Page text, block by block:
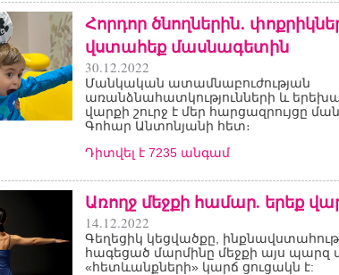
Հորդոր ծնողներին․
վստահեք մասնագետին
30.12.2022
Մանկական ատամնաբուժության
առանձնահատկությունների և
վարքի շուրջ է մեր հարցազրույցը
Գոհար Անտոնյանի հետ։
Դիտվել է 7235 անգամ
Առողջ մեջքի համար. երեք
14.12.2022
Գեղեցիկ կեցվածքը,
հագեցած մարմինը մեջքի այս պարզ
«հետևանքների» կարճ ցուցակն է: